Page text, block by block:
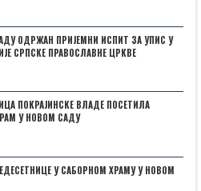
ОДРЖАН ПРИЈЕМНИ ИСПИТ ЗА УПИС У
СРПСКЕ ПРАВОСЛАВНЕ ЦРКВЕ
ПОКРАЈИНСКЕ ВЛАДЕ ПОСЕТИЛА
У НОВОМ САДУ
У САБОРНОМ ХРАМУ У НОВОМ